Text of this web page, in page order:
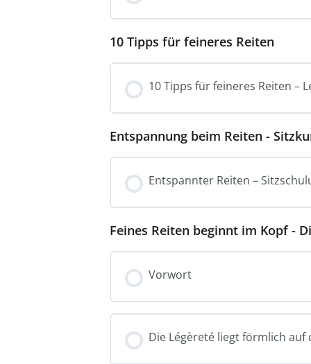
10 Tipps für feineres Reiten
10 Tipps für feineres Reiten –
Entspannung beim Reiten -
Entspannter Reiten –
Feines Reiten beginnt im Kopf -
Vorwort
Die Légèreté liegt förmlich auf